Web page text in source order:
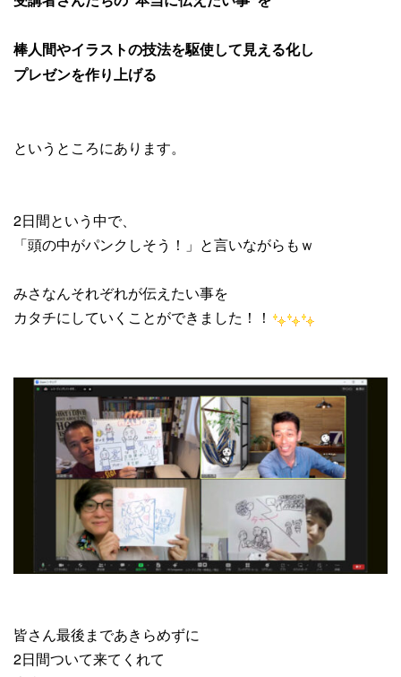
棒人間やイラストの技法を駆使して見える化し
プレゼンを作り上げる
というところにあります。
2日間という中で、
「頭の中がパンクしそう！」と言いながらもｗ
みさなんそれぞれが伝えたい事を
カタチにしていくことができました！！
皆さん最後まであきらめずに
2日間ついて来てくれて